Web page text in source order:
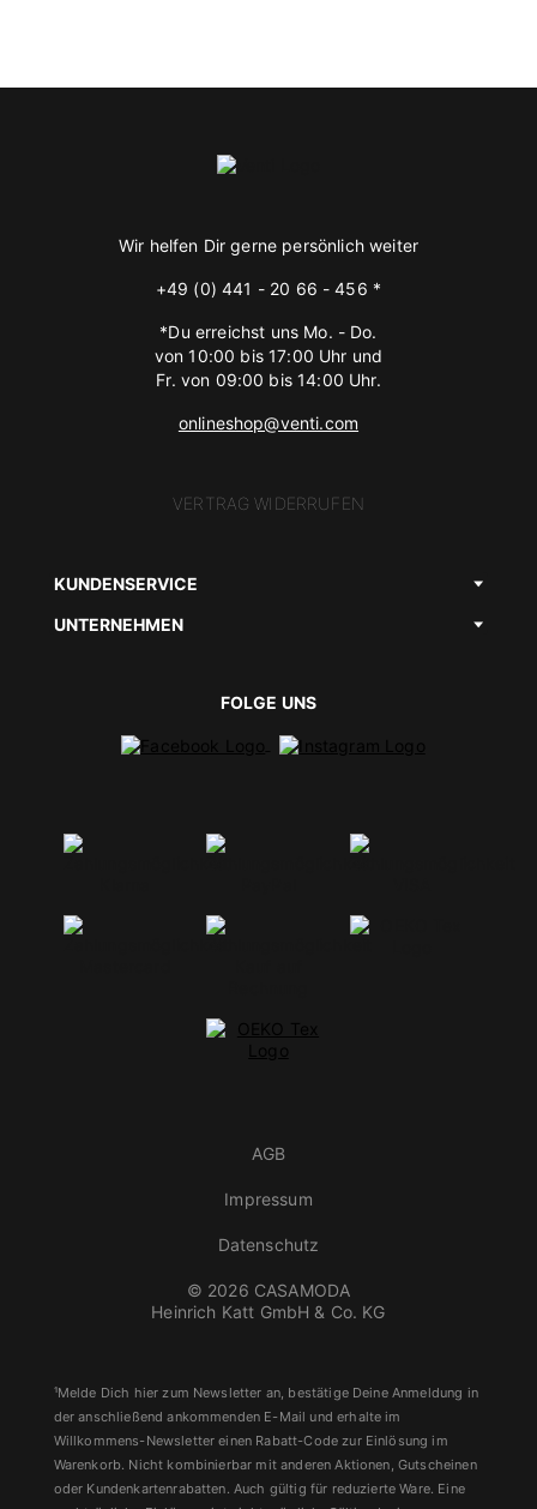
Wir helfen Dir gerne persönlich weiter
+49 (0) 441 - 20 66 - 456 *
*Du erreichst uns Mo. - Do.
von 10:00 bis 17:00 Uhr und
Fr. von 09:00 bis 14:00 Uhr.
onlineshop@venti.com
VERTRAG WIDERRUFEN
KUNDENSERVICE
UNTERNEHMEN
FOLGE UNS
© 2026 CASAMODA
Heinrich Katt GmbH & Co. KG
AGB
Impressum
Datenschutz
¹Melde Dich hier zum Newsletter an, bestätige Deine Anmeldung in
der anschließend ankommenden E-Mail und erhalte im
Willkommens-Newsletter einen Rabatt-Code zur Einlösung im
Warenkorb. Nicht kombinierbar mit anderen Aktionen, Gutscheinen
oder Kundenkartenrabatten. Auch gültig für reduzierte Ware. Eine